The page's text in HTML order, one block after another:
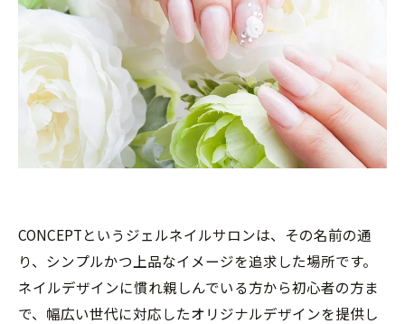
CONCEPTというジェルネイルサロンは、その名前の通
り、シンプルかつ上品なイメージを追求した場所です。
ネイルデザインに慣れ親しんでいる方から初心者の方ま
で、幅広い世代に対応したオリジナルデザインを提供し